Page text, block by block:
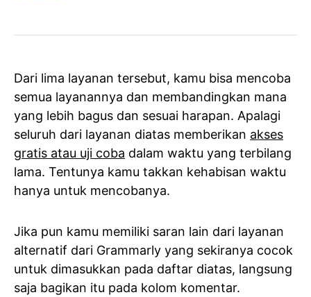
Dari lima layanan tersebut, kamu bisa mencoba
semua layanannya dan membandingkan mana
yang lebih bagus dan sesuai harapan. Apalagi
seluruh dari layanan diatas memberikan akses
gratis atau uji coba dalam waktu yang terbilang
lama. Tentunya kamu takkan kehabisan waktu
hanya untuk mencobanya.
Jika pun kamu memiliki saran lain dari layanan
alternatif dari Grammarly yang sekiranya cocok
untuk dimasukkan pada daftar diatas, langsung
saja bagikan itu pada kolom komentar.